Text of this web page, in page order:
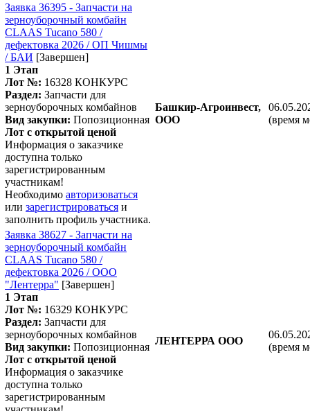
Заявка 36395 - Запчасти на
зерноуборочный комбайн
CLAAS Tucano 580 /
дефектовка 2026 / ОП Чишмы
/ БАИ [Завершен]
1 Этап
Лот №: 16328 КОНКУРС
Раздел: Запчасти для
зерноуборочных комбайнов
Вид закупки: Попозиционная
Лот с открытой ценой
Информация о заказчике
доступна только
зарегистрированным
участникам!
Необходимо авторизоваться
или зарегистрироваться и
заполнить профиль участника.
Башкир-Агроинвест,
ООО
(время
Заявка 38627 - Запчасти на
зерноуборочный комбайн
CLAAS Tucano 580 /
дефектовка 2026 / ООО
"Лентерра" [Завершен]
1 Этап
Лот №: 16329 КОНКУРС
Раздел: Запчасти для
зерноуборочных комбайнов
Вид закупки: Попозиционная
Лот с открытой ценой
Информация о заказчике
доступна только
зарегистрированным
ЛЕНТЕРРА ООО
(время